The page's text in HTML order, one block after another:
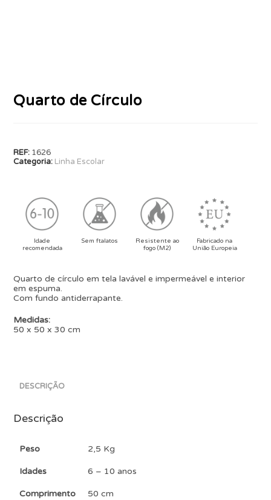
Quarto de Círculo
REF: 1626
Categoria: Linha Escolar
Idade
recomendada
Sem ftalatos
Resistente ao
fogo (M2)
Fabricado na
União Europeia
Quarto de círculo em tela lavável e impermeável e interior
em espuma.
Com fundo antiderrapante.
Medidas:
50 x 50 x 30 cm
DESCRIÇÃO
Descrição
Peso 2,5 Kg
Idades 6 – 10 anos
Comprimento 50 cm